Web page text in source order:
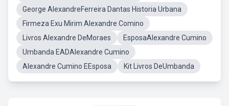
George AlexandreFerreira Dantas Historia Urbana
Firmeza Exu Mirim Alexandre Comino
Livros Alexandre DeMoraes
EsposaAlexandre Cumino
Umbanda EADAlexandre Cumino
Alexandre Cumino EEsposa
Kit Livros DeUmbanda